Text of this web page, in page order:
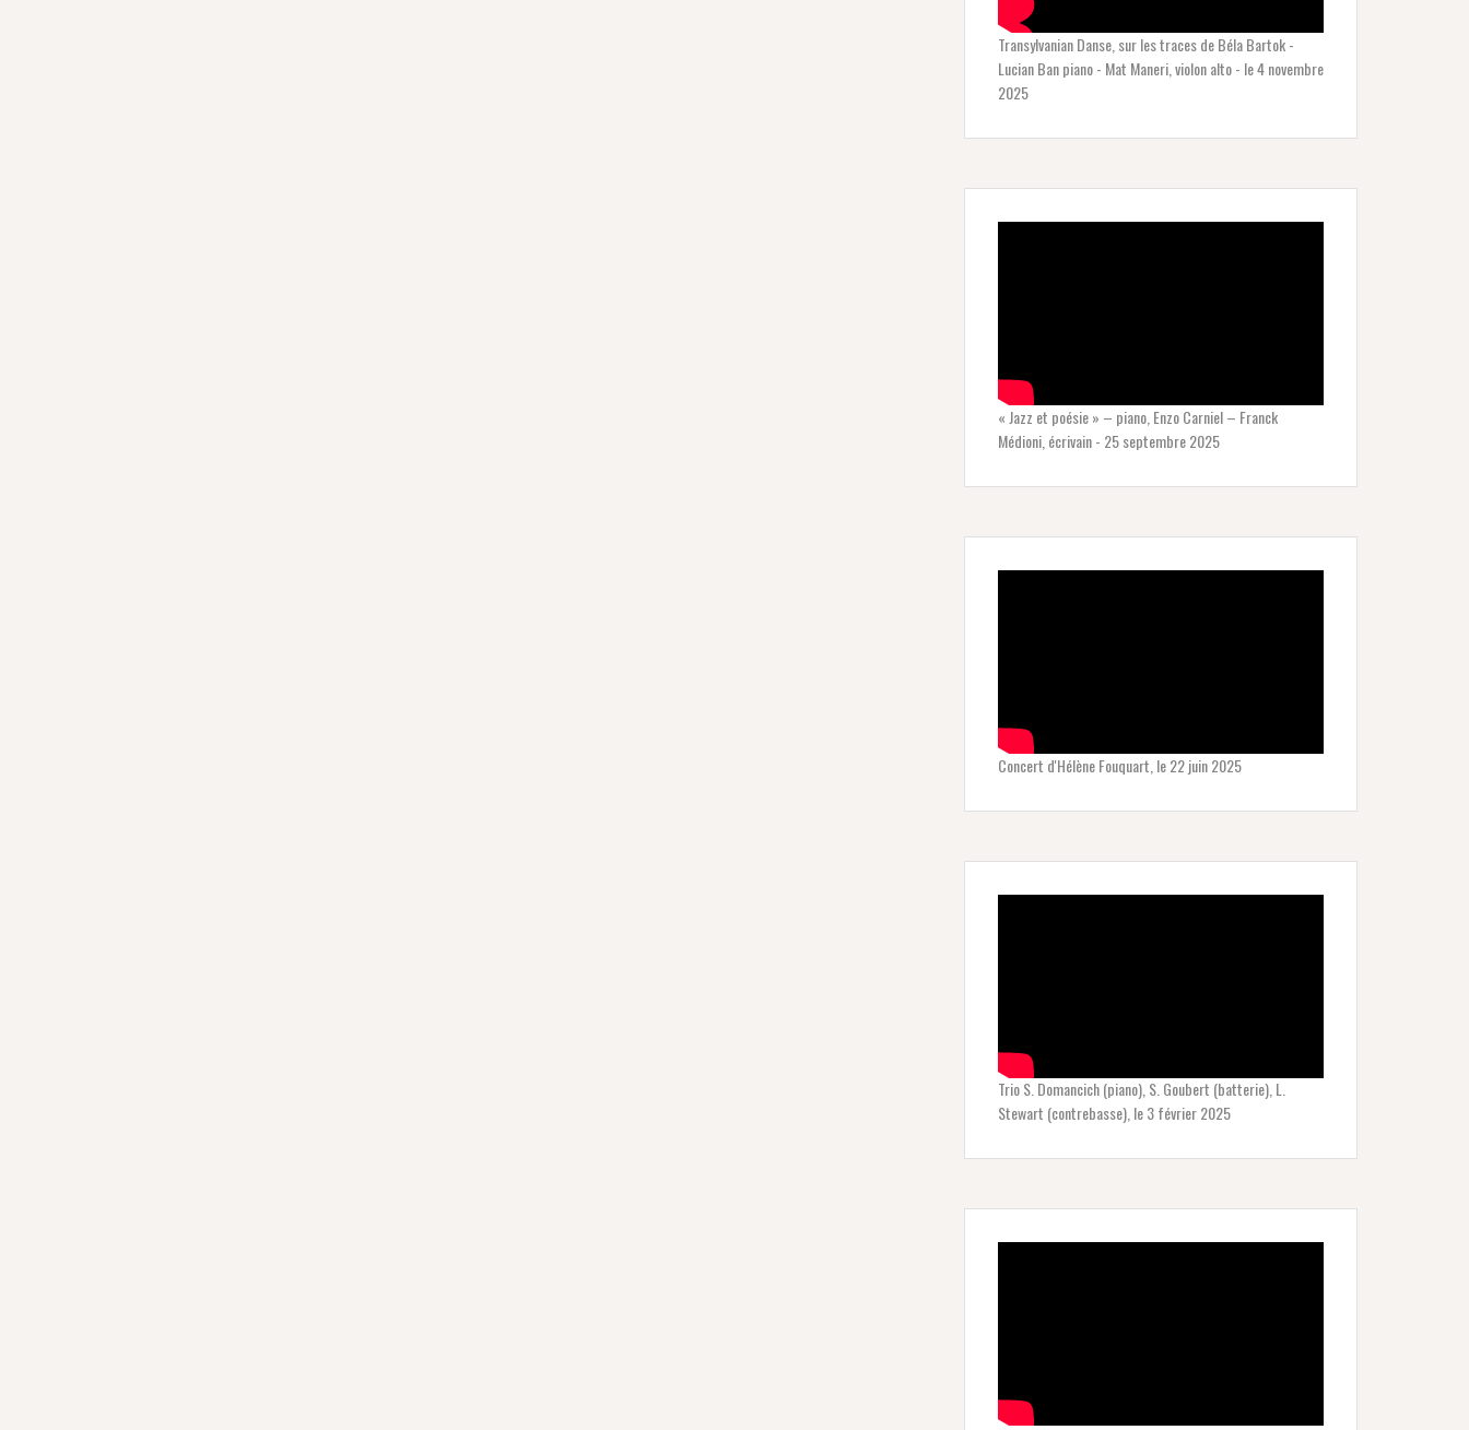
Transylvanian Danse, sur les traces de Béla Bartok -
Lucian Ban piano - Mat Maneri, violon alto - le 4 novembre
2025
« Jazz et poésie » – piano, Enzo Carniel – Franck
Médioni, écrivain - 25 septembre 2025
Concert d'Hélène Fouquart, le 22 juin 2025
Trio S. Domancich (piano), S. Goubert (batterie), L.
Stewart (contrebasse), le 3 février 2025